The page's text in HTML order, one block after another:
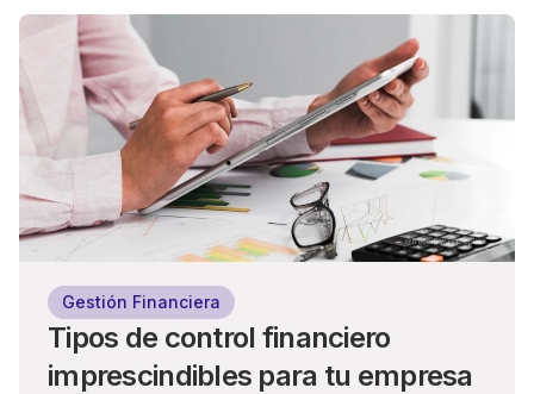
Gestión Financiera
Tipos de control financiero
imprescindibles para tu empresa